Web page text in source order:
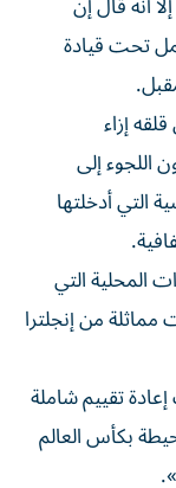
تحت ‌قيادة
إزاء
اللجوء إلى
التي أدخلتها
المحلية التي
من إنجلترا
تقييم شاملة
بكأس العالم